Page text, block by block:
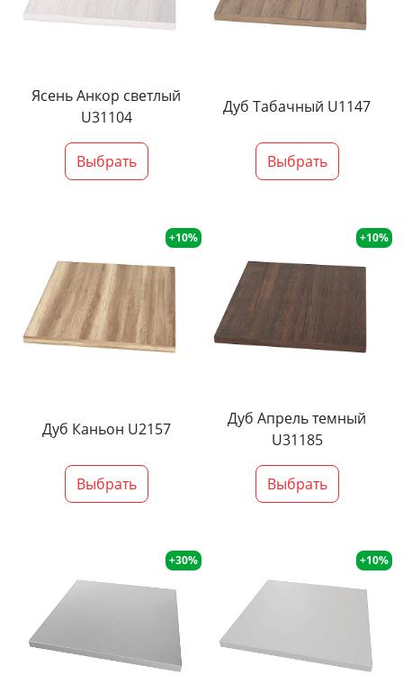
Ясень Анкор светлый
U31104
Выбрать
Дуб Табачный U1147
Выбрать
+10%
Дуб Каньон U2157
Выбрать
+10%
Дуб Апрель темный
U31185
Выбрать
+30% +10%